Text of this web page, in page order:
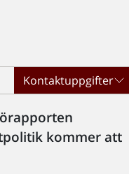
Kontaktuppgifter
kommer att